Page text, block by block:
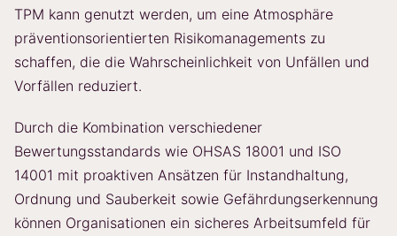
TPM kann genutzt werden, um eine Atmosphäre
präventionsorientierten Risikomanagements zu
schaffen, die die Wahrscheinlichkeit von Unfällen und
Vorfällen reduziert.
Durch die Kombination verschiedener
Bewertungsstandards wie OHSAS 18001 und ISO
14001 mit proaktiven Ansätzen für Instandhaltung,
Ordnung und Sauberkeit sowie Gefährdungserkennung
können Organisationen ein sicheres Arbeitsumfeld für